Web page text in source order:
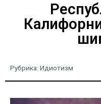
Рубрика: Идиотизм